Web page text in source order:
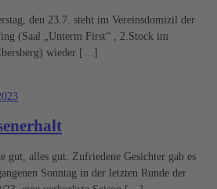
den 23.7. steht im Vereinsdomizil der
(Saal „Unterm First“ , 2.Stock im
wieder […]
gut, alles gut. Zufriedene Gesichter gab es
Sonntag in der letzten Runde der